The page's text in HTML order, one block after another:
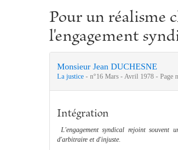
Pour un réalisme
l'engagement
Monsieur Jean DUCHESNE
La justice - n°16 Mars - Avril 1978 - Page
Intégration
L'engagement syndical rejoint souvent
d'arbitraire et d'injuste.